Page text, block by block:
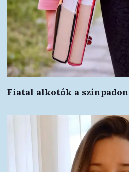
Fiatal alkotók a színpadon